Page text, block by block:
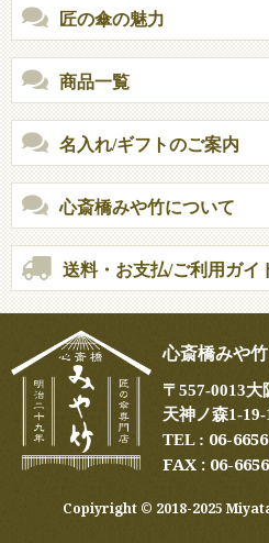
匠の傘の魅力
商品一覧
名入れ/ギフトのご案内
心斎橋みや竹について
送料・お支払/ご利用ガイ
心斎橋みや
〒557-0013大
天神ノ森1-19-
TEL : 06-
FAX : 06-
Copiyright ©︎ 2018-2025